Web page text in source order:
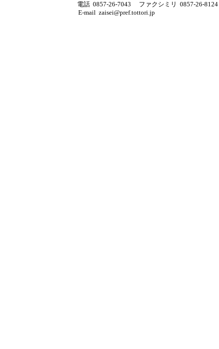
電話 0857-26-7043
ファクシミリ 0857-26-8124
E-mail zaisei@pref.tottori.jp